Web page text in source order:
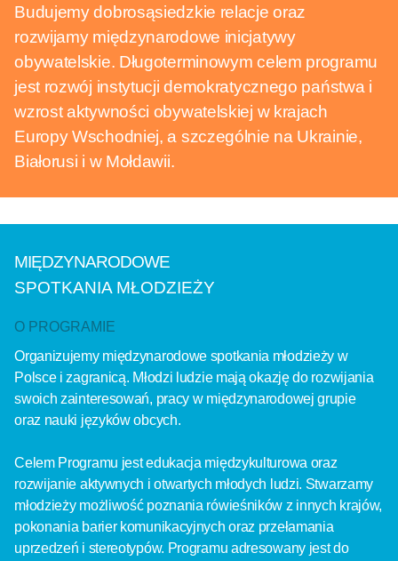
Budujemy dobrosąsiedzkie relacje oraz
rozwijamy międzynarodowe inicjatywy
obywatelskie. Długoterminowym celem programu
jest rozwój instytucji demokratycznego państwa i
wzrost aktywności obywatelskiej w krajach
Europy Wschodniej, a szczególnie na Ukrainie,
Białorusi i w Mołdawii.
MIĘDZYNARODOWE
SPOTKANIA MŁODZIEŻY
O PROGRAMIE
Organizujemy międzynarodowe spotkania młodzieży w
Polsce i zagranicą. Młodzi ludzie mają okazję do rozwijania
swoich zainteresowań, pracy w międzynarodowej grupie
oraz nauki języków obcych.
Celem Programu jest edukacja międzykulturowa oraz
rozwijanie aktywnych i otwartych młodych ludzi. Stwarzamy
młodzieży możliwość poznania rówieśników z innych krajów,
pokonania barier komunikacyjnych oraz przełamania
uprzedzeń i stereotypów. Programu adresowany jest do